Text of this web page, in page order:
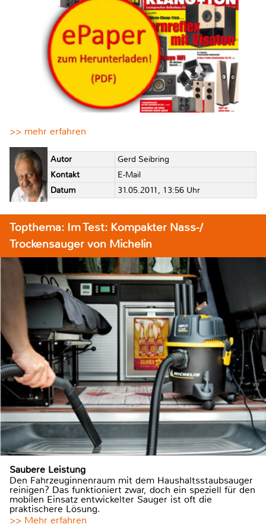
>> mehr erfahren
Autor
Gerd Seibring
Kontakt
E-Mail
Datum
31.05.2011, 13:56 Uhr
Topthema: Im Test: Kompakter Nass-/
Trockensauger von Michelin
Saubere Leistung
Den Fahrzeuginnenraum mit dem Haushaltsstaubsauger
reinigen? Das funktioniert zwar, doch ein speziell für den
mobilen Einsatz entwickelter Sauger ist oft die
praktischere Lösung.
>> Mehr erfahren